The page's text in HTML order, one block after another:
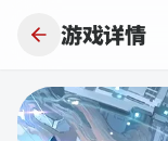
游戏详情